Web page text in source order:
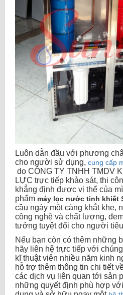
Luôn dẫn đầu với phương
cho người sử dụng, cung cấp
do CÔNG TY TNHH TMDV
LỰC trực tiếp khảo sát, thi
khẳng định được vị thế của
phẩm máy lọc nước tinh khiết
cầu ngày một càng khắt khe,
công nghệ và chất lượng,
tưởng tuyệt đối cho người
Nếu bạn còn có thêm những
hãy liên hệ trực tiếp với
kĩ thuật viên nhiều năm kinh
hỗ trợ thêm thông tin chi tiết
các dịch vụ liên quan tới sản
những quyết định phù hợp